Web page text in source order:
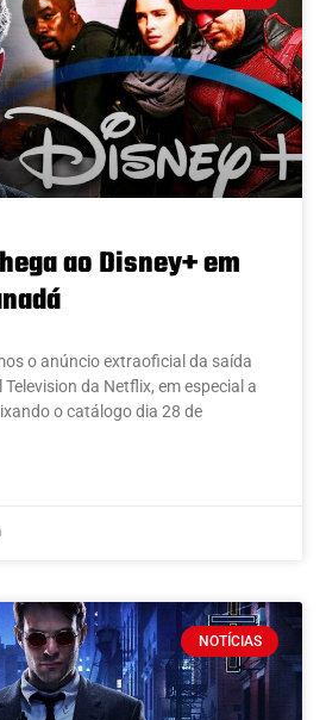
ao Disney+ em
o anúncio extraoficial da saída
da Netflix, em especial a
o catálogo dia 28 de
NOTÍCIAS